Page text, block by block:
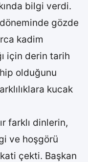
bilgi verdi.
gözde
kadim
için derin tarih
olduğunu
kucak
farklı dinlerin,
ve hoşgörü
çekti. Başkan